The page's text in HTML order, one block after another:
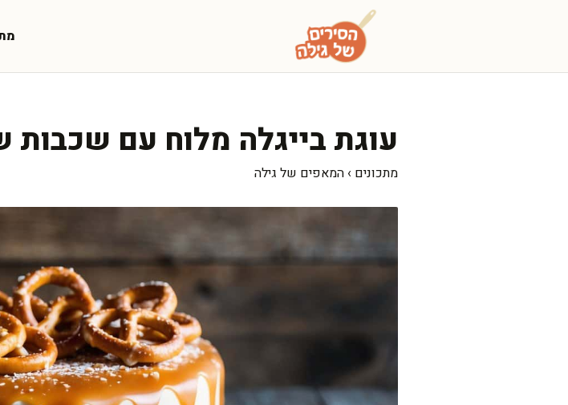
עוגת בייגלה מלוח עם שכבות
מתכונים › המאפים של גילה